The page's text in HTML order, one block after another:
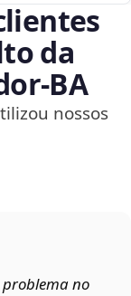
da
nossos
no